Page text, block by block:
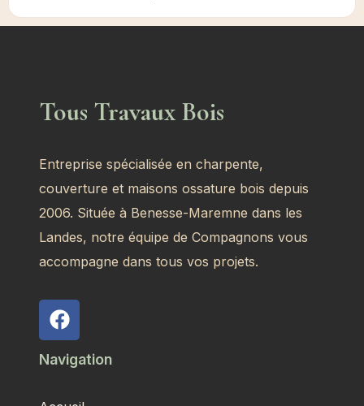
Tous Travaux Bois
Entreprise spécialisée en charpente,
couverture et maisons ossature bois depuis
2006. Située à Benesse-Maremne dans les
Landes, notre équipe de Compagnons vous
accompagne dans tous vos projets.
Navigation